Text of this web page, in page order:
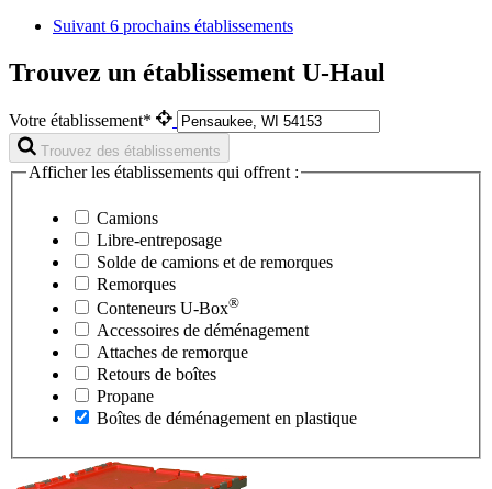
Suivant6 prochains établissements
Trouvez un établissement U-Haul
Votre établissement*
Trouvez des établissements
Afficher les établissements qui offrent :
Camions
Libre-entreposage
Solde de camions et de remorques
Remorques
Conteneurs U-Box®
Accessoires de déménagement
Attaches de remorque
Retours de boîtes
Propane
Boîtes de déménagement en plastique